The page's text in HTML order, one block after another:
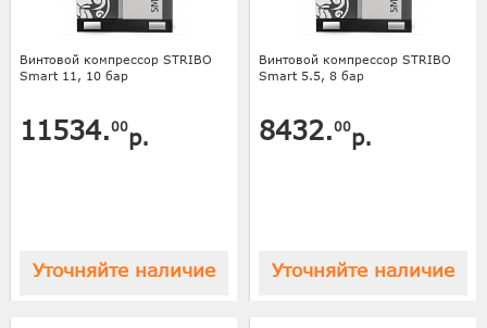
Винтовой компрессор STRIBO
Smart 11, 10 бар
11534.00р.
Уточняйте наличие
Винтовой компрессор STRIBO
Smart 5.5, 8 бар
8432.00р.
Уточняйте наличие